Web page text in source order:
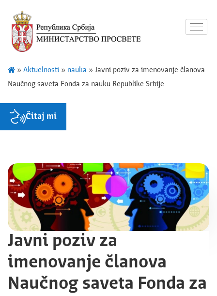
» Aktuelnosti» nauka » Javni poziv za imenovanje članova
Naučnog saveta Fonda za nauku Republike Srbije
Čitaj mi
Javni poziv za
imenovanje članova
Naučnog saveta Fonda za